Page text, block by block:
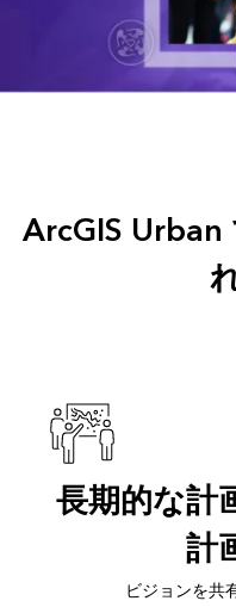
ArcGIS
長期的な計
計
ビジョンを共